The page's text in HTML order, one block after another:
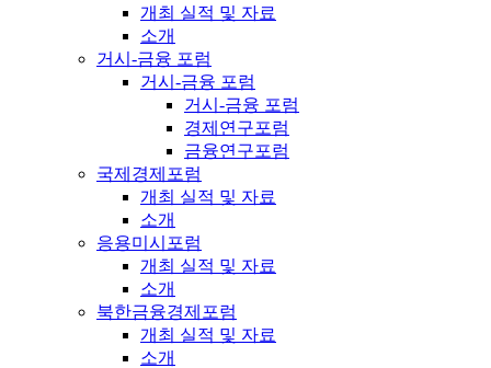
개최 실적 및 자료
소개
거시-금융 포럼
거시-금융 포럼
거시-금융 포럼
경제연구포럼
금융연구포럼
국제경제포럼
개최 실적 및 자료
소개
응용미시포럼
개최 실적 및 자료
소개
북한금융경제포럼
개최 실적 및 자료
소개